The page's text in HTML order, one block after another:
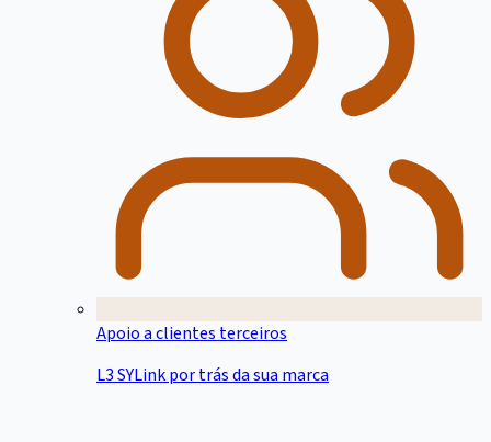
Apoio a clientes terceiros
L3 SYLink por trás da sua marca